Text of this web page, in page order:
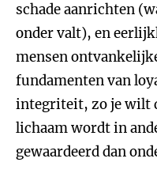
schade aanrichten
onder valt), en
mensen
fundamenten van
integriteit, zo je wilt
lichaam wordt in
gewaardeerd dan